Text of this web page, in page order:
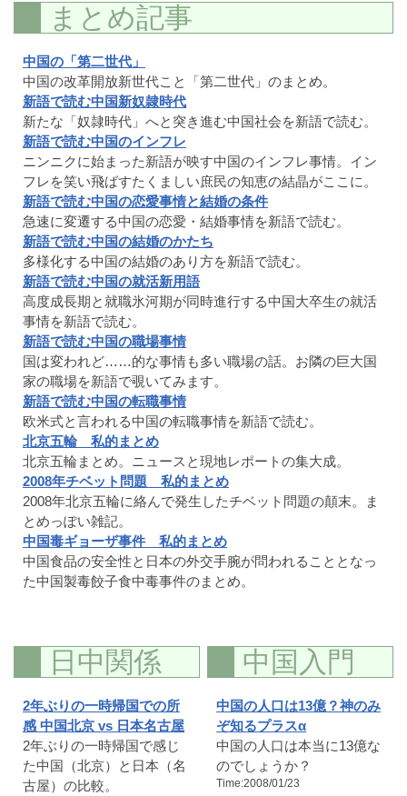
まとめ記事
中国の「第二世代」
中国の改革開放新世代こと「第二世代」のまとめ。
新語で読む中国新奴隷時代
新たな「奴隷時代」へと突き進む中国社会を新語で読む。
新語で読む中国のインフレ
ニンニクに始まった新語が映す中国のインフレ事情。イン
フレを笑い飛ばすたくましい庶民の知恵の結晶がここに。
新語で読む中国の恋愛事情と結婚の条件
急速に変遷する中国の恋愛・結婚事情を新語で読む。
新語で読む中国の結婚のかたち
多様化する中国の結婚のあり方を新語で読む。
新語で読む中国の就活新用語
高度成長期と就職氷河期が同時進行する中国大卒生の就活
事情を新語で読む。
新語で読む中国の職場事情
国は変われど……的な事情も多い職場の話。お隣の巨大国
家の職場を新語で覗いてみます。
新語で読む中国の転職事情
欧米式と言われる中国の転職事情を新語で読む。
北京五輪 私的まとめ
北京五輪まとめ。ニュースと現地レポートの集大成。
2008年チベット問題 私的まとめ
2008年北京五輪に絡んで発生したチベット問題の顛末。ま
とめっぽい雑記。
中国毒ギョーザ事件 私的まとめ
中国食品の安全性と日本の外交手腕が問われることとなっ
た中国製毒餃子食中毒事件のまとめ。
日中関係
2年ぶりの一時帰国での所
感 中国北京 vs 日本名古屋
2年ぶりの一時帰国で感じ
た中国（北京）と日本（名
古屋）の比較。
中国入門
中国の人口は13億？神のみ
ぞ知るプラスα
中国の人口は本当に13億な
のでしょうか？
Time:2008/01/23